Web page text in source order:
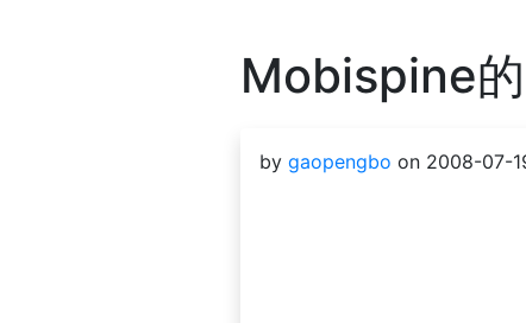
Mobispine
by gaopengbo on 2008-07-